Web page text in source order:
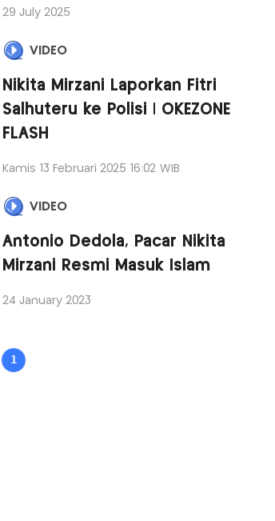
29 July 2025
VIDEO
Nikita Mirzani Laporkan Fitri
Salhuteru ke Polisi | OKEZONE
FLASH
Kamis 13 Februari 2025 16:02 WIB
VIDEO
Antonio Dedola, Pacar Nikita
Mirzani Resmi Masuk Islam
24 January 2023
1